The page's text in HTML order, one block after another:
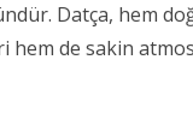
Datça, hem
hem de sakin